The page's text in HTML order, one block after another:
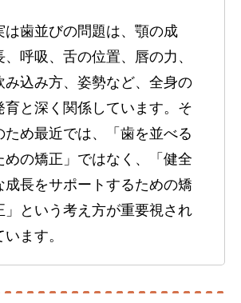
は歯並びの問題は、顎の成
、呼吸、舌の位置、唇の力、
み込み方、姿勢など、全身の
育と深く関係しています。そ
ため最近では、「歯を並べる
めの矯正」ではなく、「健全
成長をサポートするための矯
」という考え方が重要視され
います。